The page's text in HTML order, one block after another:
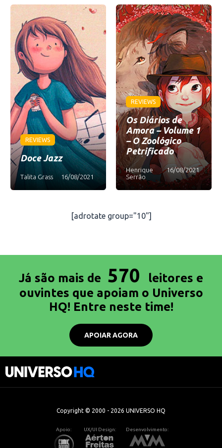
REVIEWS
Doce Jazz
Talita Grass 16/08/2021
REVIEWS
Os Diários de
Amora – Volume 1
– O Zoológico
Petrificado
Henrique
Serrão
16/08/2021
[adrotate group="10"]
Já são mais de 570
leitores e
ouvintes que apoiam o Universo
HQ! Entre neste time!
APOIAR AGORA
Copyright © 2000 - 2026 UNIVERSO HQ
Apoio: UX/UI Design: Desenvolvimento: